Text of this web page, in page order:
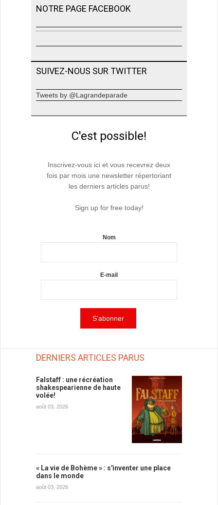
NOTRE PAGE FACEBOOK
SUIVEZ-NOUS SUR TWITTER
Tweets by @Lagrandeparade
C'est possible!
Inscrivez-vous ici et vous recevrez deux
fois par mois une newsletter répertoriant
les derniers articles parus!
Sign up for free today!
Nom
E-mail
DERNIERS ARTICLES PARUS
Falstaff : une récréation
shakespearienne de haute
volée!
août 03, 2026
« La vie de Bohème » : s'inventer une place
dans le monde
août 03, 2026